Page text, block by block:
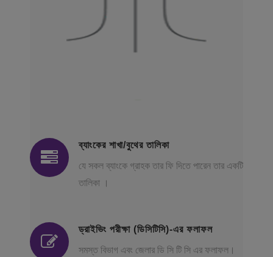
ব্যাংকের শাখা/বুথের তালিকা
যে সকল ব্যাংকে গ্রাহক তার ফি দিতে পারেন তার একটি
তালিকা ।
ড্রাইভিং পরীক্ষা (ডিসিটিসি)-এর ফলাফল
সমস্ত বিভাগ এবং জেলার ডি সি টি সি এর ফলাফল।